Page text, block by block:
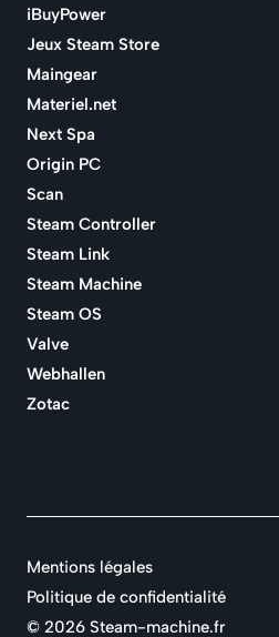
iBuyPower
Jeux Steam Store
Maingear
Materiel.net
Next Spa
Origin PC
Scan
Steam Controller
Steam Link
Steam Machine
Steam OS
Valve
Webhallen
Zotac
© 2026 Steam-machine.fr
Mentions légales
Politique de confidentialité